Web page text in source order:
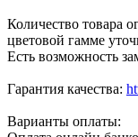
Количество товара
цветовой гамме
Есть возможность
Гарантия качества:
Варианты оплаты: